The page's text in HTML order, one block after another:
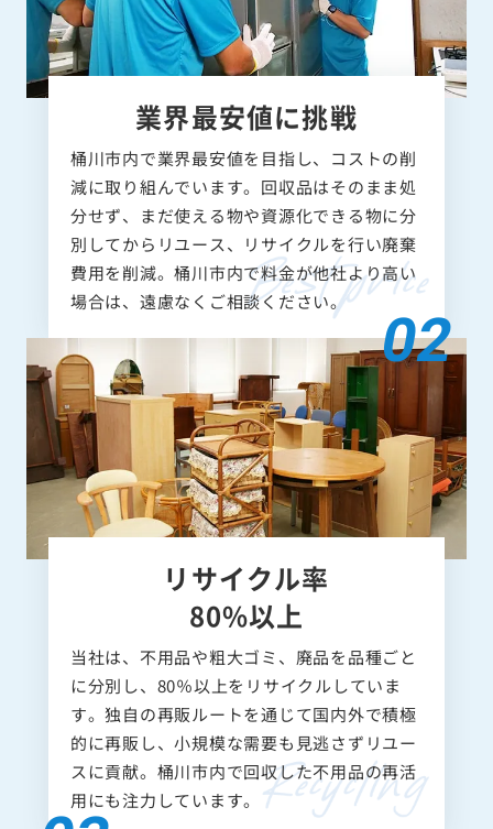
業界最安値に挑戦
桶川市内で業界最安値を目指し、コストの削
減に取り組んでいます。回収品はそのまま処
分せず、まだ使える物や資源化できる物に分
別してからリユース、リサイクルを行い廃棄
費用を削減。桶川市内で料金が他社より高い
場合は、遠慮なくご相談ください。
リサイクル率
80%以上
当社は、不用品や粗大ゴミ、廃品を品種ごと
に分別し、80％以上をリサイクルしていま
す。独自の再販ルートを通じて国内外で積極
的に再販し、小規模な需要も見逃さずリユー
スに貢献。桶川市内で回収した不用品の再活
用にも注力しています。